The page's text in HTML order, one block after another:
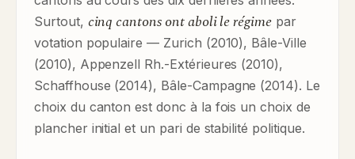
Surtout, cinq cantons ont aboli le régime par
votation populaire — Zurich (2010), Bâle-Ville
(2010), Appenzell Rh.-Extérieures (2010),
Schaffhouse (2014), Bâle-Campagne (2014). Le
choix du canton est donc à la fois un choix de
plancher initial et un pari de stabilité politique.